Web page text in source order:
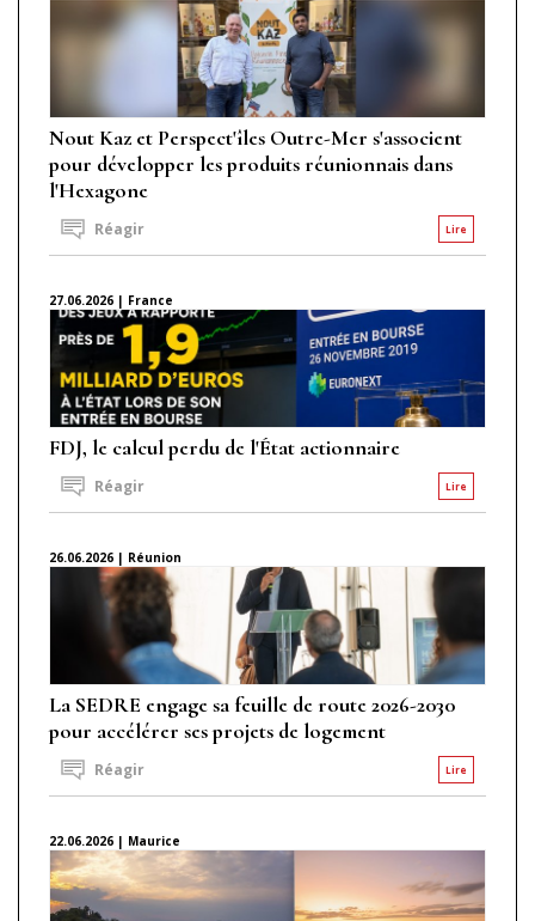
Nout Kaz et Perspect'îles Outre-Mer s'associent
pour développer les produits réunionnais dans
l'Hexagone
Lire
Réagir
27.06.2026 | France
FDJ, le calcul perdu de l'État actionnaire
Lire
Réagir
26.06.2026 | Réunion
La SEDRE engage sa feuille de route 2026-2030
pour accélérer ses projets de logement
Lire
Réagir
22.06.2026 | Maurice